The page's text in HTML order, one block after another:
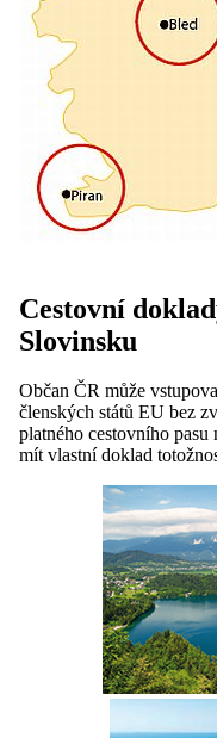
Cestovní
Slovinsku
Občan ČR může
členských států EU bez
platného cestovního
mít vlastní doklad